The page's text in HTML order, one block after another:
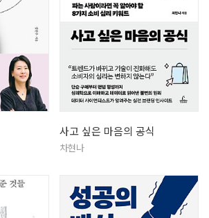
사고 싶은 마음의 공식
차현나